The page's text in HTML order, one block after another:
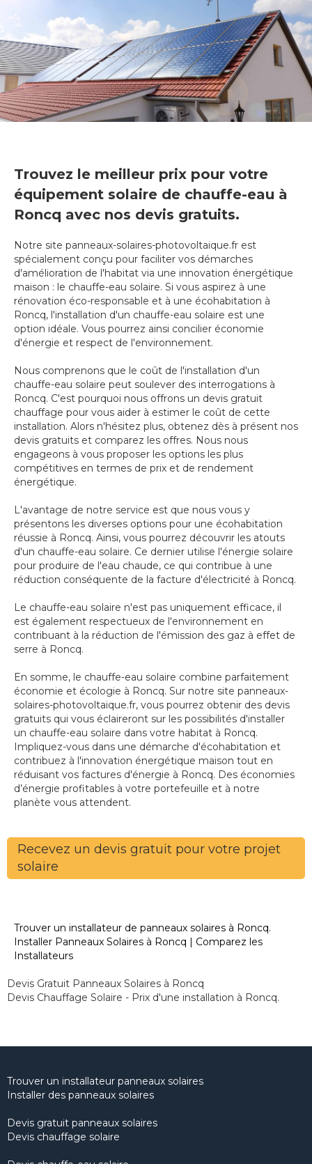
Trouvez le meilleur prix pour votre
équipement solaire de chauffe-eau à
Roncq avec nos devis gratuits.
Notre site panneaux-solaires-photovoltaique.fr est
spécialement conçu pour faciliter vos démarches
d'amélioration de l'habitat via une innovation énergétique
maison : le chauffe-eau solaire. Si vous aspirez à une
rénovation éco-responsable et à une écohabitation à
Roncq, l'installation d'un chauffe-eau solaire est une
option idéale. Vous pourrez ainsi concilier économie
d'énergie et respect de l'environnement.
Nous comprenons que le coût de l'installation d'un
chauffe-eau solaire peut soulever des interrogations à
Roncq. C'est pourquoi nous offrons un devis gratuit
chauffage pour vous aider à estimer le coût de cette
installation. Alors n'hésitez plus, obtenez dès à présent nos
devis gratuits et comparez les offres. Nous nous
engageons à vous proposer les options les plus
compétitives en termes de prix et de rendement
énergétique.
L'avantage de notre service est que nous vous y
présentons les diverses options pour une écohabitation
réussie à Roncq. Ainsi, vous pourrez découvrir les atouts
d'un chauffe-eau solaire. Ce dernier utilise l'énergie solaire
pour produire de l'eau chaude, ce qui contribue à une
réduction conséquente de la facture d'électricité à Roncq.
Le chauffe-eau solaire n'est pas uniquement efficace, il
est également respectueux de l'environnement en
contribuant à la réduction de l'émission des gaz à effet de
serre à Roncq.
En somme, le chauffe-eau solaire combine parfaitement
économie et écologie à Roncq. Sur notre site panneaux-
solaires-photovoltaique.fr, vous pourrez obtenir des devis
gratuits qui vous éclaireront sur les possibilités d'installer
un chauffe-eau solaire dans votre habitat à Roncq.
Impliquez-vous dans une démarche d'écohabitation et
contribuez à l'innovation énergétique maison tout en
réduisant vos factures d'énergie à Roncq. Des économies
d’énergie profitables à votre portefeuille et à notre
planète vous attendent.
Recevez un devis gratuit pour votre projet
solaire
Trouver un installateur de panneaux solaires à Roncq.
Installer Panneaux Solaires à Roncq | Comparez les
Installateurs
Devis Gratuit Panneaux Solaires à Roncq
Devis Chauffage Solaire - Prix d'une installation à Roncq.
Trouver un installateur panneaux solaires
Installer des panneaux solaires
Devis gratuit panneaux solaires
Devis chauffage solaire